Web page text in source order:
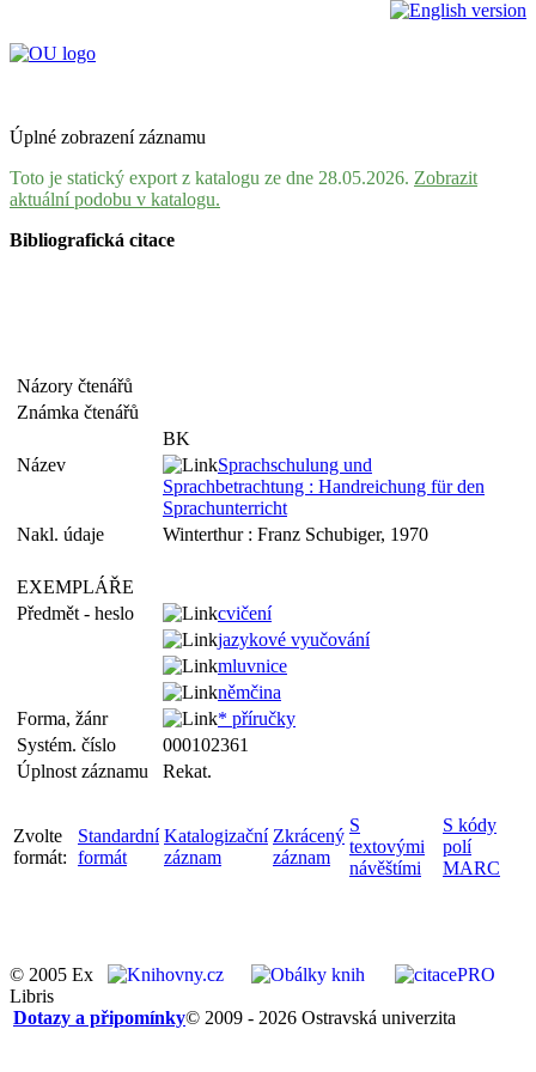
Úplné zobrazení záznamu
Toto je statický export z katalogu ze dne 28.05.2026. Zobrazit
aktuální podobu v katalogu.
Bibliografická citace
Názory čtenářů
Známka čtenářů
BK
Název
Sprachschulung und
Sprachbetrachtung : Handreichung für den
Sprachunterricht
Nakl. údaje
Winterthur : Franz Schubiger, 1970
EXEMPLÁŘE
Předmět - heslo
cvičení
jazykové vyučování
mluvnice
němčina
Forma, žánr
* příručky
Systém. číslo
000102361
Úplnost záznamu
Rekat.
Zvolte
formát:
Standardní
formát
Katalogizační
záznam
Zkrácený
záznam
S
textovými
návěštími
S kódy
polí
MARC
© 2005 Ex
Libris
© 2009 - 2026 Ostravská univerzita
Dotazy a připomínky